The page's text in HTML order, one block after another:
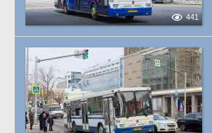
441